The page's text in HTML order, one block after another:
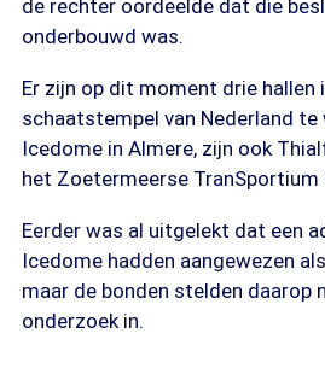
de rechter oordeelde dat die
onderbouwd was.
Er zijn op dit moment drie hallen
schaatstempel van Nederland te
Icedome in Almere, zijn ook
het Zoetermeerse TranSportium
Eerder was al uitgelekt dat een
Icedome hadden aangewezen
maar de bonden stelden daarop
onderzoek in.